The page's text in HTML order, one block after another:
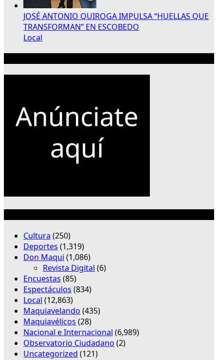
JOSÉ ANTONIO QUIROGA IMPULSA “HUELLAS QUE
TRANSFORMAN” EN ESCOBEDO
Local
Cultura (250)
Deportes (1,319)
Don Maqui (1,086)
Revista Digital (6)
Encuestas (85)
Espectáculos (834)
Local (12,863)
Maquiavelando (435)
Maquiavélicos (28)
Nacional e Internacional (6,989)
Observatorio Ciudadano (2)
Uncategorized (121)